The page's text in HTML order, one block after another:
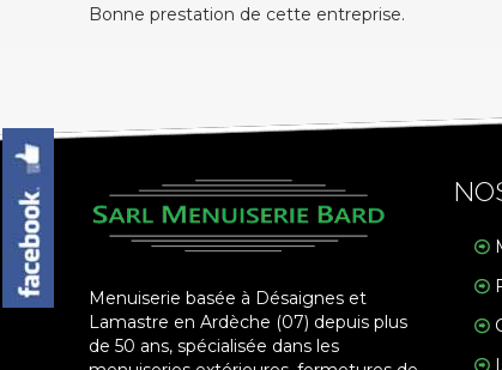
Bonne prestation de cette entreprise.
Menuiserie basée à Désaignes et
Lamastre en Ardèche (07) depuis plus
de 50 ans, spécialisée dans les